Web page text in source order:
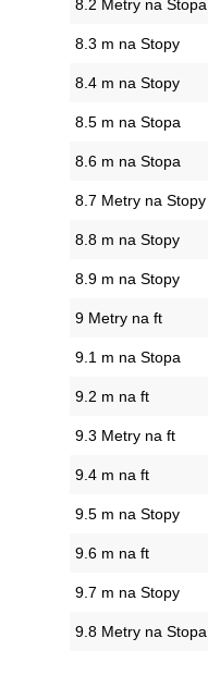
8.2 Metry na Stopa
8.3 m na Stopy
8.4 m na Stopy
8.5 m na Stopa
8.6 m na Stopa
8.7 Metry na Stopy
8.8 m na Stopy
8.9 m na Stopy
9 Metry na ft
9.1 m na Stopa
9.2 m na ft
9.3 Metry na ft
9.4 m na ft
9.5 m na Stopy
9.6 m na ft
9.7 m na Stopy
9.8 Metry na Stopa